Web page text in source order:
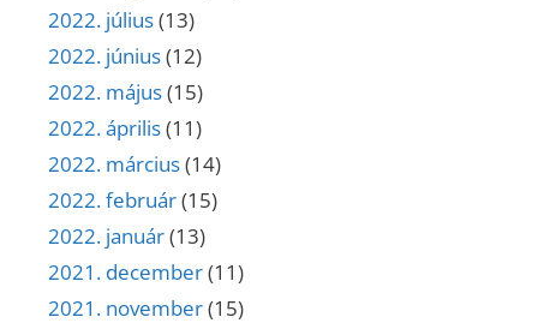
2022. július(13)
2022. június(12)
2022. május(15)
2022. április(11)
2022. március(14)
2022. február(15)
2022. január(13)
2021. december(11)
2021. november(15)